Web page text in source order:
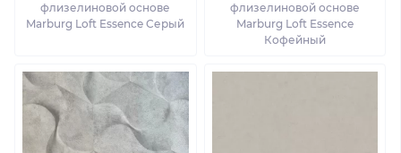
флизелиновой основе
Marburg Loft Essence Серый
флизелиновой основе
Marburg Loft Essence
Кофейный